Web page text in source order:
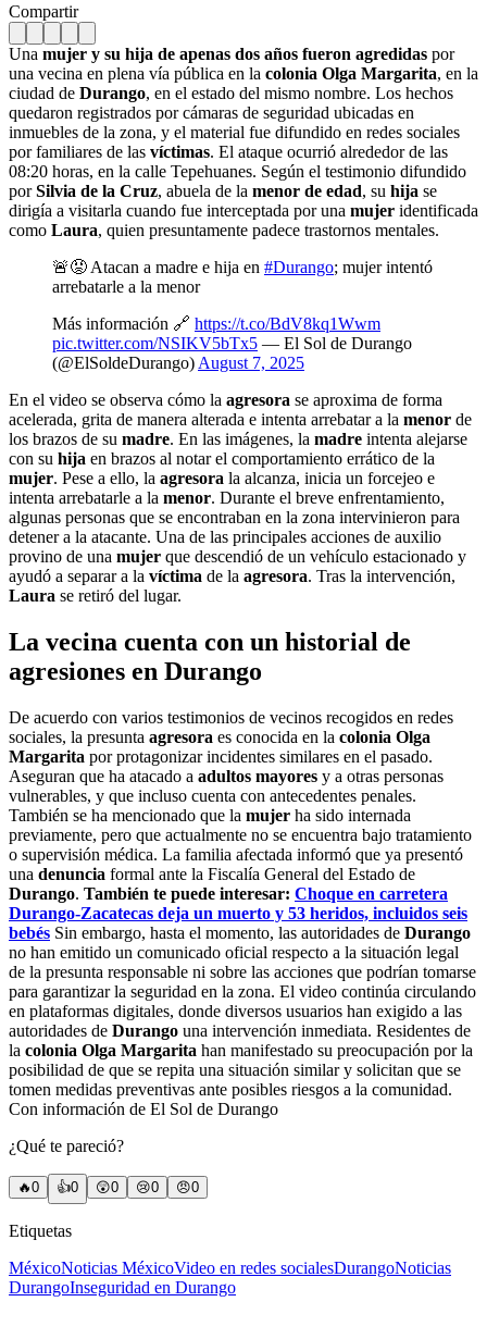
Compartir
Una mujer y su hija de apenas dos años fueron agredidas por
una vecina en plena vía pública en la colonia Olga Margarita, en la
ciudad de Durango, en el estado del mismo nombre. Los hechos
quedaron registrados por cámaras de seguridad ubicadas en
inmuebles de la zona, y el material fue difundido en redes sociales
por familiares de las víctimas. El ataque ocurrió alrededor de las
08:20 horas, en la calle Tepehuanes. Según el testimonio difundido
porSilvia de la Cruz, abuela de la menor de edad, su hija se
dirigía a visitarla cuando fue interceptada por una mujer identificada
como Laura, quien presuntamente padece trastornos mentales.
🚨😡 Atacan a madre e hija en #Durango; mujer intentó
arrebatarle a la menor
Más información 🔗 https://t.co/BdV8kq1Wwm
pic.twitter.com/NSIKV5bTx5 — El Sol de Durango
(@ElSoldeDurango) August 7, 2025
En el video se observa cómo la agresora se aproxima de forma
acelerada, grita de manera alterada e intenta arrebatar a la menor de
los brazos de su madre. En las imágenes, la madre intenta alejarse
con su hija en brazos al notar el comportamiento errático de la
mujer. Pese a ello, la agresora la alcanza, inicia un forcejeo e
intenta arrebatarle a la menor. Durante el breve enfrentamiento,
algunas personas que se encontraban en la zona intervinieron para
detener a la atacante. Una de las principales acciones de auxilio
provino de una mujer que descendió de un vehículo estacionado y
ayudó a separar a la víctima de la agresora. Tras la intervención,
Laura se retiró del lugar.
La vecina cuenta con un historial de
agresiones en Durango
De acuerdo con varios testimonios de vecinos recogidos en redes
sociales, la presunta agresora es conocida en la colonia Olga
Margarita por protagonizar incidentes similares en el pasado.
Aseguran que ha atacado a adultos mayores y a otras personas
vulnerables, y que incluso cuenta con antecedentes penales.
También se ha mencionado que la mujer ha sido internada
previamente, pero que actualmente no se encuentra bajo tratamiento
o supervisión médica. La familia afectada informó que ya presentó
una denuncia formal ante la Fiscalía General del Estado de
Durango. También te puede interesar: Choque en carretera
Durango-Zacatecas deja un muerto y 53 heridos, incluidos seis
bebés Sin embargo, hasta el momento, las autoridades de Durango
no han emitido un comunicado oficial respecto a la situación legal
de la presunta responsable ni sobre las acciones que podrían tomarse
para garantizar la seguridad en la zona. El video continúa circulando
en plataformas digitales, donde diversos usuarios han exigido a las
autoridades de Durango una intervención inmediata. Residentes de
la colonia Olga Margarita han manifestado su preocupación por la
posibilidad de que se repita una situación similar y solicitan que se
tomen medidas preventivas ante posibles riesgos a la comunidad.
Con información de El Sol de Durango
¿Qué te pareció?
🔥0 👍0 😲0 😢0 😠0
Etiquetas
MéxicoNoticias MéxicoVideo en redes socialesDurangoNoticias
DurangoInseguridad en Durango